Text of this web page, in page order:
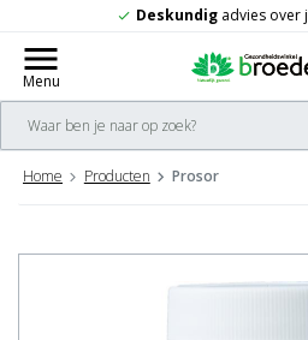
advies over jouw gezondheid
menu
Menu
Home Producten Prosor